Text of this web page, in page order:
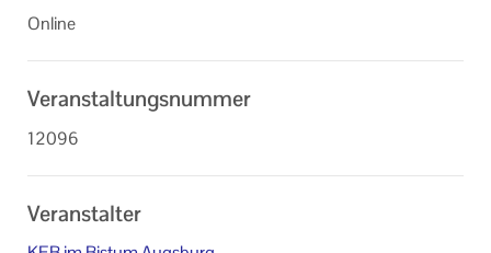
Online
Veranstaltungsnummer
12096
Veranstalter